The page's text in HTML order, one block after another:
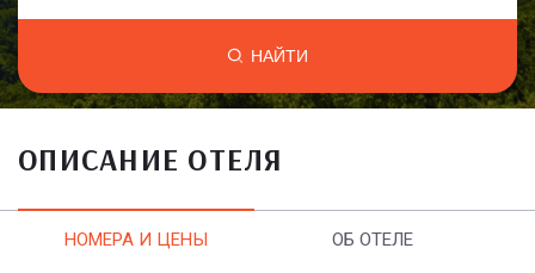
НАЙТИ
ОПИСАНИЕ ОТЕЛЯ
НОМЕРА И ЦЕНЫ ОБ ОТЕЛЕ